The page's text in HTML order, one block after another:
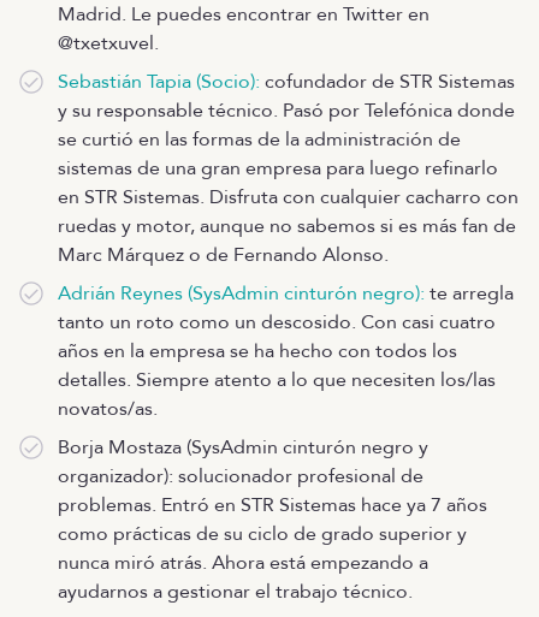
Madrid. Le puedes encontrar en Twitter en
@txetxuvel.
Sebastián Tapia (Socio): cofundador de STR Sistemas
y su responsable técnico. Pasó por Telefónica donde
se curtió en las formas de la administración de
sistemas de una gran empresa para luego refinarlo
en STR Sistemas. Disfruta con cualquier cacharro con
ruedas y motor, aunque no sabemos si es más fan de
Marc Márquez o de Fernando Alonso.
Adrián Reynes (SysAdmin cinturón negro): te arregla
tanto un roto como un descosido. Con casi cuatro
años en la empresa se ha hecho con todos los
detalles. Siempre atento a lo que necesiten los/las
novatos/as.
Borja Mostaza (SysAdmin cinturón negro y
organizador): solucionador profesional de
problemas. Entró en STR Sistemas hace ya 7 años
como prácticas de su ciclo de grado superior y
nunca miró atrás. Ahora está empezando a
ayudarnos a gestionar el trabajo técnico.